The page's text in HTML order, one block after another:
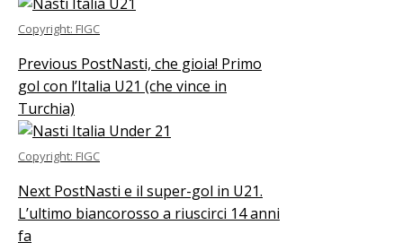
Copyright: FIGC
Previous PostNasti, che gioia! Primo
gol con l’Italia U21 (che vince in
Turchia)
Copyright: FIGC
Next PostNasti e il super-gol in U21.
L’ultimo biancorosso a riuscirci 14 anni
fa